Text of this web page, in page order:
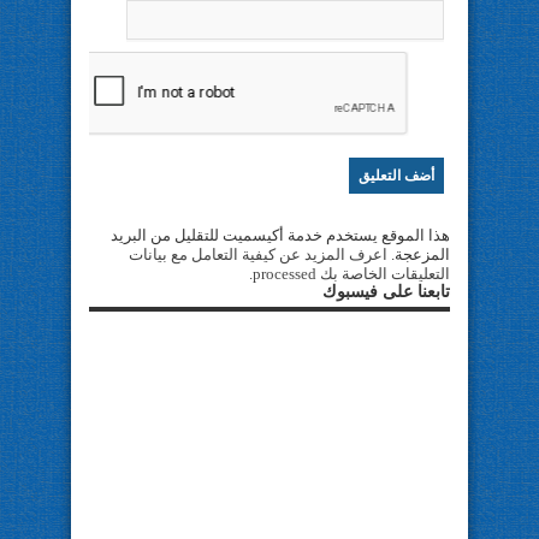
هذا الموقع يستخدم خدمة أكيسميت للتقليل من البريد
المزعجة. اعرف المزيد عن كيفية التعامل مع بيانات
التعليقات الخاصة بك processed
.
تابعنا على فيسبوك